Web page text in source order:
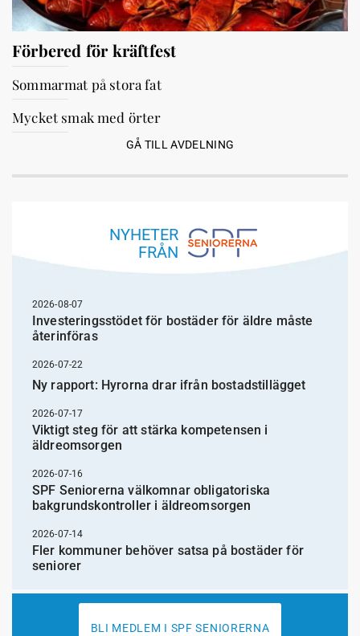
Förbered för kräftfest
Sommarmat på stora fat
Mycket smak med örter
GÅ TILL AVDELNING
NYHETER
FRÅN
2026-08-07
Investeringsstödet för bostäder för äldre måste
återinföras
2026-07-22
Ny rapport: Hyrorna drar ifrån bostadstillägget
2026-07-17
Viktigt steg för att stärka kompetensen i
äldreomsorgen
2026-07-16
SPF Seniorerna välkomnar obligatoriska
bakgrundskontroller i äldreomsorgen
2026-07-14
Fler kommuner behöver satsa på bostäder för
seniorer
BLI MEDLEM I SPF SENIORERNA